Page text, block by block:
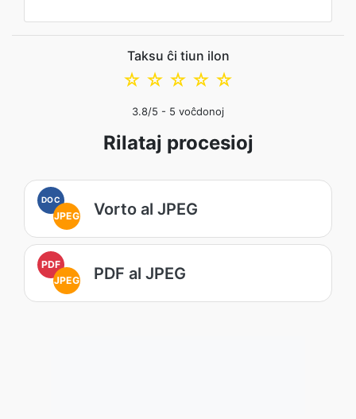
Taksu ĉi tiun ilon
☆
☆
☆
☆
☆
3.8/5 - 5 voĉdonoj
Rilataj procesioj
DOC
JPEG Vorto al JPEG
PDF
JPEG
PDF al JPEG